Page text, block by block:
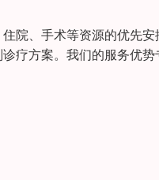
院、手术等资源的优先
疗方案。我们的服务优